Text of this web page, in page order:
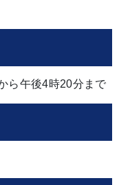
ら午後4時20分まで